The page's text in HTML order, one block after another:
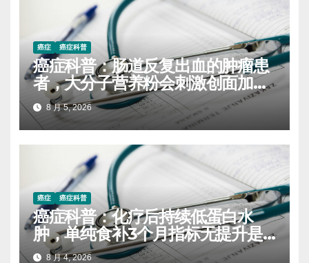
癌症 癌症科普
癌症科普：肠道反复出血的肿瘤患
者，大分子营养粉会刺激创面加重
出血吗
8 月 5, 2026
癌症 癌症科普
癌症科普：化疗后持续低蛋白水
肿，单纯食补3个月指标无提升是
什么原因
8 月 4, 2026